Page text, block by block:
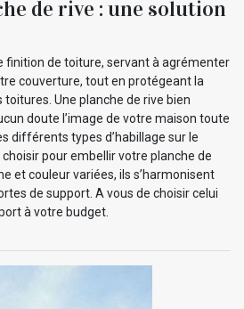
de rive : une solution
finition de toiture, servant à agrémenter
couverture, tout en protégeant la
Une planche de rive bien
doute l’image de votre maison toute
différents types d’habillage sur le
pour embellir votre planche de
et couleur variées, ils s’harmonisent
de support. A vous de choisir celui
à votre budget.